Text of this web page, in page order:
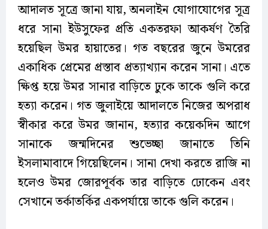
আদালত সূত্রে জানা যায়, অনলাইন যোগাযোগের সূত্র
ধরে সানা ইউসুফের প্রতি একতরফা আকর্ষণ তৈরি
হয়েছিল উমর হায়াতের। গত বছরের জুনে উমরের
একাধিক প্রেমের প্রস্তাব প্রত্যাখ্যান করেন সানা। এতে
ক্ষিপ্ত হয়ে উমর সানার বাড়িতে ঢুকে তাকে গুলি করে
হত্যা করেন। গত জুলাইয়ে আদালতে নিজের অপরাধ
স্বীকার করে উমর জানান, হত্যার কয়েকদিন আগে
সানাকে জন্মদিনের শুভেচ্ছা জানাতে তিনি
ইসলামাবাদে গিয়েছিলেন। সানা দেখা করতে রাজি না
হলেও উমর জোরপূর্বক তার বাড়িতে ঢোকেন এবং
সেখানে তর্কাতর্কির একপর্যায়ে তাকে গুলি করেন।